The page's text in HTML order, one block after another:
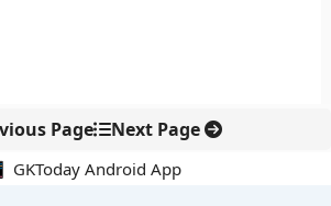
Page Next Page
GKToday Android App